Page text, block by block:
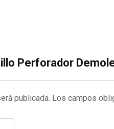
Perforador
publicada. Los campos